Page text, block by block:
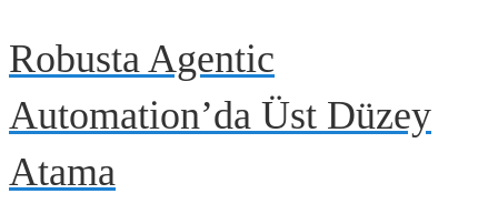
Robusta Agentic
Automation’da Üst Düzey
Atama